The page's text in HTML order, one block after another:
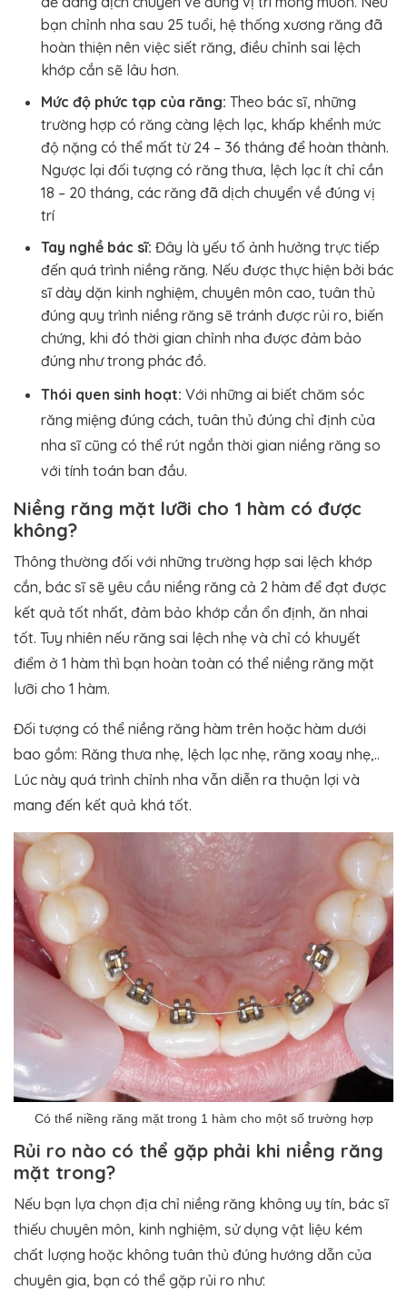
bạn chỉnh nha sau 25 tuổi, hệ thống xương răng đã
hoàn thiện nên việc siết răng, điều chỉnh sai lệch
khớp cắn sẽ lâu hơn.
Mức độ phức tạp của răng: Theo bác sĩ, những
trường hợp có răng càng lệch lạc, khấp khểnh mức
độ nặng có thể mất từ 24 – 36 tháng để hoàn thành.
Ngược lại đối tượng có răng thưa, lệch lạc ít chỉ cần
18 – 20 tháng, các răng đã dịch chuyển về đúng vị
trí
Tay nghề bác sĩ: Đây là yếu tố ảnh hưởng trực tiếp
đến quá trình niềng răng. Nếu được thực hiện bởi bác
sĩ dày dặn kinh nghiệm, chuyên môn cao, tuân thủ
đúng quy trình niềng răng sẽ tránh được rủi ro, biến
chứng, khi đó thời gian chỉnh nha được đảm bảo
đúng như trong phác đồ.
Thói quen sinh hoạt: Với những ai biết chăm sóc
răng miệng đúng cách, tuân thủ đúng chỉ định của
nha sĩ cũng có thể rút ngắn thời gian niềng răng so
với tính toán ban đầu.
Niềng răng mặt lưỡi cho 1 hàm có được
không?
Thông thường đối với những trường hợp sai lệch khớp
cắn, bác sĩ sẽ yêu cầu niềng răng cả 2 hàm để đạt được
kết quả tốt nhất, đảm bảo khớp cắn ổn định, ăn nhai
tốt. Tuy nhiên nếu răng sai lệch nhẹ và chỉ có khuyết
điểm ở 1 hàm thì bạn hoàn toàn có thể niềng răng mặt
lưỡi cho 1 hàm.
Đối tượng có thể niềng răng hàm trên hoặc hàm dưới
bao gồm: Răng thưa nhẹ, lệch lạc nhẹ, răng xoay nhẹ,..
Lúc này quá trình chỉnh nha vẫn diễn ra thuận lợi và
mang đến kết quả khá tốt.
Có thể niềng răng mặt trong 1 hàm cho một số trường hợp
Rủi ro nào có thể gặp phải khi niềng răng
mặt trong?
Nếu bạn lựa chọn địa chỉ niềng răng không uy tín, bác sĩ
thiếu chuyên môn, kinh nghiệm, sử dụng vật liệu kém
chất lượng hoặc không tuân thủ đúng hướng dẫn của
chuyên gia, bạn có thể gặp rủi ro như: